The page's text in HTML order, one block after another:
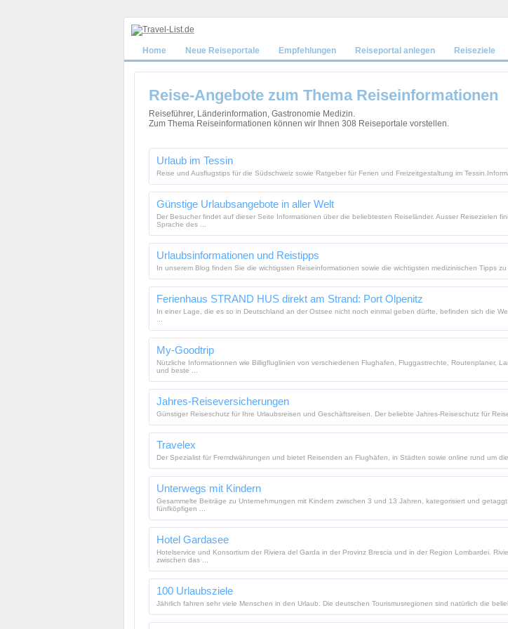
Home Neue Reiseportale Empfehlungen Reiseportal anlegen Reiseziele
Reise-Angebote zum Thema Reiseinformationen
Reiseführer, Länderinformation, Gastronomie Medizin.
Zum Thema Reiseinformationen können wir Ihnen 308 Reiseportale vorstellen.
Urlaub im Tessin
Reise und Ausflugstips für die Südschweiz sowie Ratgeber für Ferien und Freizeitgestaltung im
Günstige Urlaubsangebote in aller Welt
Der Besucher findet auf dieser Seite Informationen über die beliebtesten Reiseländer. Ausser Reisezielen
Sprache des ...
Urlaubsinformationen und Reistipps
In unserem Blog finden Sie die wichtigsten Reiseinformationen sowie die wichtigsten medizinischen Tipps
Ferienhaus STRAND HUS direkt am Strand: Port Olpenitz
In einer Lage, die es so in Deutschland an der Ostsee nicht noch einmal geben dürfte, befinden sich die
My-Goodtrip
Nützliche Informationnen wie Billigfluglinien von verschiedenen Flughafen, Fluggastrechte, Routenplaner,
und beste ...
Jahres-Reiseversicherungen
Günstiger Reiseschutz für Ihre Urlaubsreisen und Geschäftsreisen. Der beliebte Jahres-Reiseschutz für
Travelex
Der Spezialist für Fremdwährungen und bietet Reisenden an Flughäfen, in Städten sowie online rund um
Unterwegs mit Kindern
Gesammelte Beiträge zu Unternehmungen mit Kindern zwischen 3 und 13 Jahren, kategorisiert und
fünfköpfigen ...
Hotel Gardasee
Hotelservice und Konsortium der Riviera del Garda in der Provinz Brescia und in der Region Lombardei.
zwischen das ...
100 Urlaubsziele
Jährlich fahren sehr viele Menschen in den Urlaub. Die deutschen Tourismusregionen sind natürlich die